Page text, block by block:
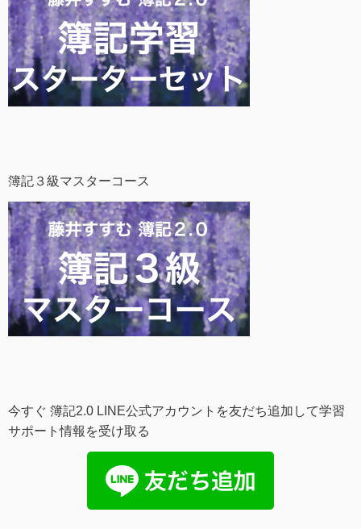
簿記３級マスターコース
今すぐ 簿記2.0 LINE公式アカウントを友だち追加して学習
サポート情報を受け取る